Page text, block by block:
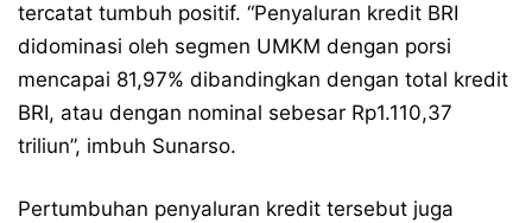
tercatat tumbuh positif. “Penyaluran kredit BRI
didominasi oleh segmen UMKM dengan porsi
mencapai 81,97% dibandingkan dengan total kredit
BRI, atau dengan nominal sebesar Rp1.110,37
triliun”, imbuh Sunarso.
Pertumbuhan penyaluran kredit tersebut juga